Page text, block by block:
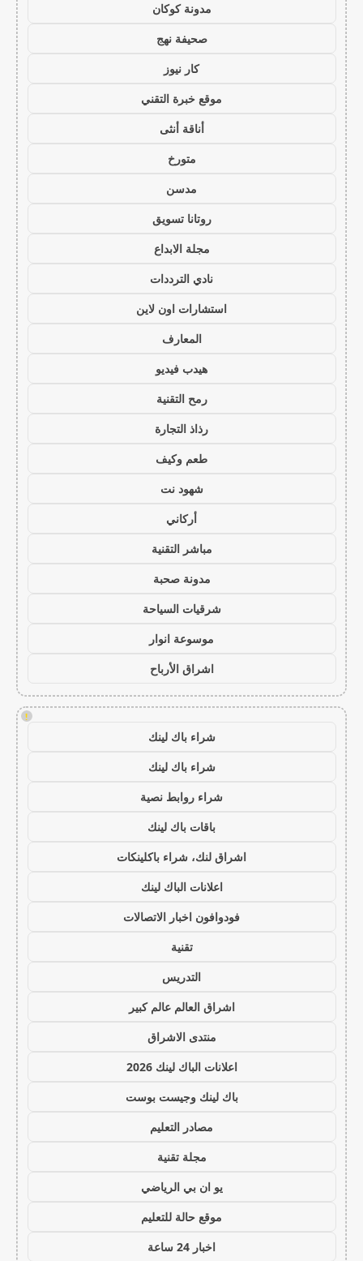
مدونة كوكان
صحيفة نهج
كار نيوز
موقع خبرة التقني
أناقة أنثى
متورخ
مدسن
روتانا تسويق
مجلة الابداع
نادي الترددات
استشارات اون لاين
المعارف
هيدب فيديو
رمح التقنية
رذاذ التجارة
طعم وكيف
شهود نت
أركاني
مباشر التقنية
مدونة صحبة
شرقيات السياحة
موسوعة انوار
اشراق الأرباح
!
شراء باك لينك
شراء باك لينك
شراء روابط نصية
باقات باك لينك
اشراق لنك، شراء باكلينكات
اعلانات الباك لينك
فودوافون اخبار الاتصالات
تقنية
التدريس
اشراق العالم عالم كبير
منتدى الاشراق
اعلانات الباك لينك 2026
باك لينك وجيست بوست
مصادر التعليم
مجلة تقنية
يو ان بي الرياضي
موقع حالة للتعليم
اخبار 24 ساعة